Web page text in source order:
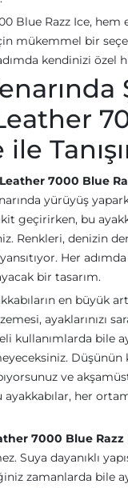
Blue Razz Ice, hem
mükemmel bir
kendinizi özel
7000 Blue
yürüyüş
geçirirken, bu
Renkleri, denizin
Her
bir tasarım.
en büyük
ayaklarınızı
kullanımlarda bile
ve
her
7000 Blue Razz
Suya dayanıklı
zamanlarda bile